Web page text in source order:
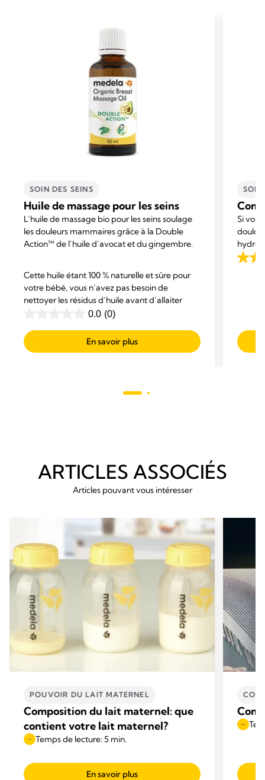
SOIN DES SEINS
Huile de massage pour les seins
L’huile de massage bio pour les seins soulage
les douleurs mammaires grâce à la Double
Action™ de l’huile d’avocat et du gingembre.
Cette huile étant 100 % naturelle et sûre pour
votre bébé, vous n’avez pas besoin de
nettoyer les résidus d’huile avant d’allaiter
0.0 (0)
sur
5
En savoir plus
SOIN
Si
4.7
avis
ARTICLES ASSOCIÉS
Articles pouvant vous intéresser
POUVOIR DU LAIT MATERNEL
Composition du lait maternel: que
contient votre lait maternel?
Temps de lecture: 5 min.
En savoir plus